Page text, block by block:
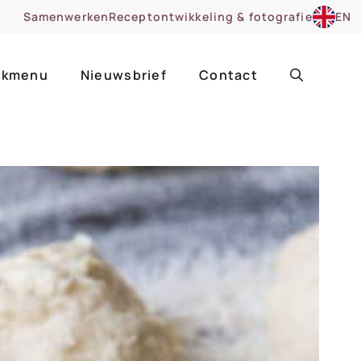
SamenwerkenReceptontwikkeling & fotografie EN
zoet
Nieuwsbrief Contact